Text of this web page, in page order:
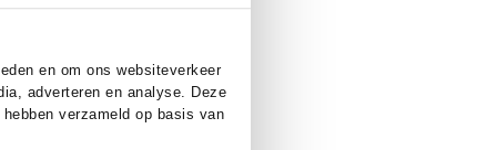
en om ons websiteverkeer
adverteren en analyse. Deze
verzameld op basis van